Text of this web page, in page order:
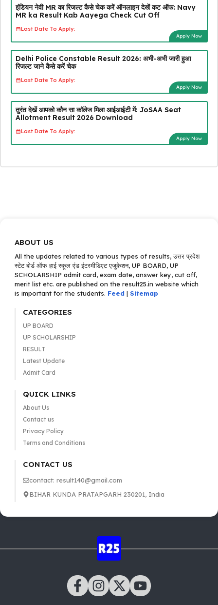
इंडियन नेवी MR का रिजल्ट कैसे चेक करें ऑनलाइन देखें कट ऑफ: Navy
MR ka Result Kab Aayega Check Cut Off
Last Date To Apply:
Apply Now
Delhi Police Constable Result 2026: अभी-अभी जारी हुआ
रिजल्ट जाने कैसे करें चेक
Last Date To Apply:
Apply Now
तुरंत देखें आपको कौन सा कॉलेज मिला आईआईटी में: JoSAA Seat
Allotment Result 2026 Download
Last Date To Apply:
Apply Now
ABOUT US
All the updates related to various types of results, उत्तर प्रदेश
स्टेट बोर्ड ऑफ हाई स्कूल एंड इंटरमीडिएट एजुकेशन, UP BOARD, UP
SCHOLARSHIP admit card, exam date, answer key, cut off,
merit list etc. are published on the result25.in website which
is important for the students. Feed | Sitemap
CATEGORIES
UP BOARD
UP SCHOLARSHIP
RESULT
Latest Update
Admit Card
QUICK LINKS
About Us
Contact us
Privacy Policy
Terms and Conditions
CONTACT US
contact: result140@gmail.com
BIHAR KUNDA PRATAPGARH 230201, India